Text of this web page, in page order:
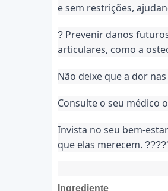
e sem restrições,
? Prevenir danos
articulares, como a
Não deixe que a dor
Consulte o seu médico
Invista no seu bem-
que elas merecem.
Ingrediente